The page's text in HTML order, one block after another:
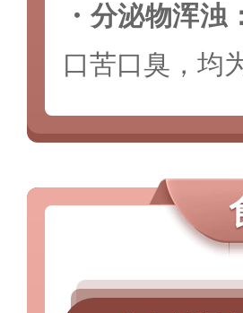
・分泌物浑浊‌：
口苦口臭，均